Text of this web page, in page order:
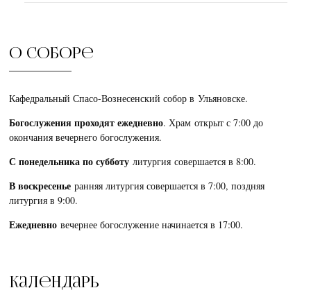
О соборе
Кафедральный Спасо-Вознесенский собор в Ульяновске.
Богослужения проходят ежедневно. Храм открыт с 7:00 до
окончания вечернего богослужения.
С понедельника по субботулитургия совершается в 8:00.
В воскресеньеранняя литургия совершается в 7:00, поздняя
литургия в 9:00.
Ежедневновечернее богослужение начинается в 17:00.
Календарь